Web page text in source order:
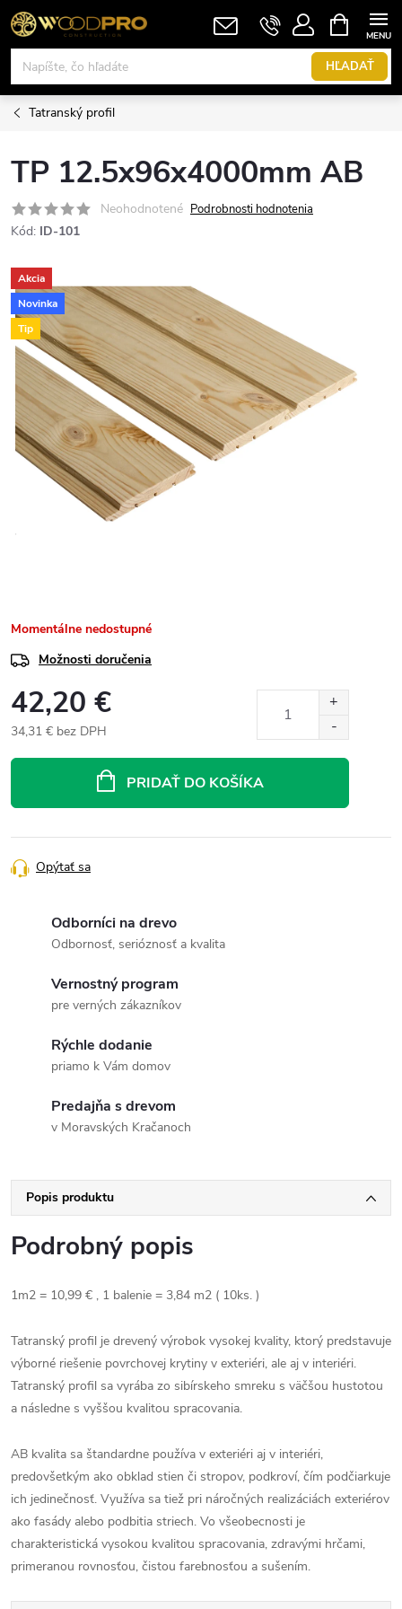
Prejsť
na
obsah
HĽADAŤ
KOŠÍK
Tatranský profil
TP 12.5x96x4000mm AB
Neohodnotené Podrobnosti hodnotenia
Kód: ID-101
Akcia
Novinka
Tip
Momentálne nedostupné
Možnosti doručenia
42,20 €
34,31 € bez DPH
PRIDAŤ DO KOŠÍKA
Opýtať sa
Odborníci na drevo
Odbornosť, serióznosť a kvalita
Vernostný program
pre verných zákazníkov
Rýchle dodanie
priamo k Vám domov
Predajňa s drevom
v Moravských Kračanoch
Popis produktu
Podrobný popis
1m2 = 10,99 € , 1 balenie = 3,84 m2 ( 10ks. )
Tatranský profil je drevený výrobok vysokej kvality, ktorý predstavuje
výborné riešenie povrchovej krytiny v exteriéri, ale aj v interiéri.
Tatranský profil sa vyrába zo sibírskeho smreku s väčšou hustotou
a následne s vyššou kvalitou spracovania.
AB kvalita sa štandardne používa v exteriéri aj v interiéri,
predovšetkým ako obklad stien či stropov, podkroví, čím podčiarkuje
ich jedinečnosť. Využíva sa tiež pri náročných realizáciách exteriérov
ako fasády alebo podbitia striech. Vo všeobecnosti je
charakteristická vysokou kvalitou spracovania, zdravými hrčami,
primeranou rovnosťou, čistou farebnosťou a sušením.